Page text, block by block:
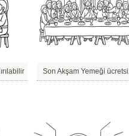
Son Akşam Yemeği